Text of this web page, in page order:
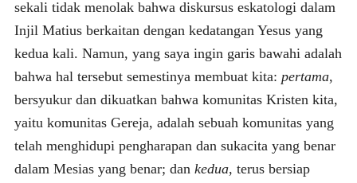
sekali tidak menolak bahwa diskursus eskatologi dalam
Injil Matius berkaitan dengan kedatangan Yesus yang
kedua kali. Namun, yang saya ingin garis bawahi adalah
bahwa hal tersebut semestinya membuat kita: pertama,
bersyukur dan dikuatkan bahwa komunitas Kristen kita,
yaitu komunitas Gereja, adalah sebuah komunitas yang
telah menghidupi pengharapan dan sukacita yang benar
dalam Mesias yang benar; dan kedua, terus bersiap